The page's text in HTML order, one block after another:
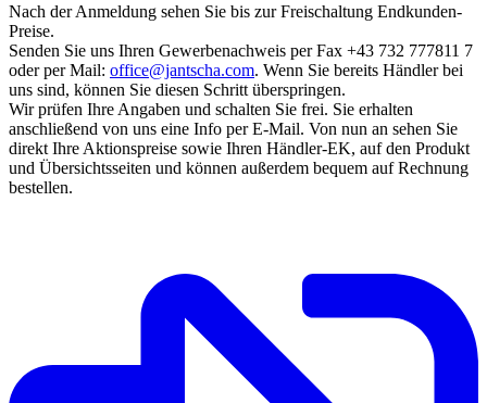
Nach der Anmeldung sehen Sie bis zur Freischaltung Endkunden-
Preise.
Senden Sie uns Ihren Gewerbenachweis per Fax +43 732 777811 7
oder per Mail: office@jantscha.com. Wenn Sie bereits Händler bei
uns sind, können Sie diesen Schritt überspringen.
Wir prüfen Ihre Angaben und schalten Sie frei. Sie erhalten
anschließend von uns eine Info per E-Mail. Von nun an sehen Sie
direkt Ihre Aktionspreise sowie Ihren Händler-EK, auf den Produkt
und Übersichtsseiten und können außerdem bequem auf Rechnung
bestellen.